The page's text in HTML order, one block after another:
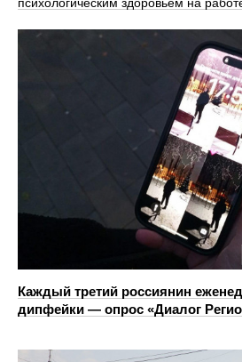
Каждый третий россиянин
дипфейки — опрос «Диалог